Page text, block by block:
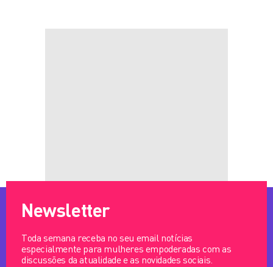
Newsletter
Toda semana receba no seu email notícias
especialmente para mulheres empoderadas com as
discussões da atualidade e as novidades sociais.